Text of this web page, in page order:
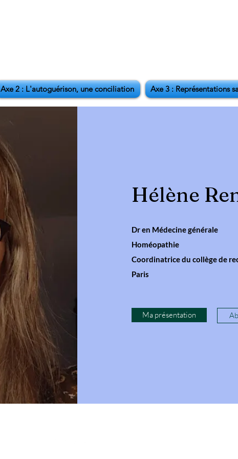
Axe 2 : L'autoguérison, une conciliation Axe 3 : Représentations
Hélène
Dr en Médecine générale
Homéopathie
Coordinatrice du collège de
Paris
Ma présentation